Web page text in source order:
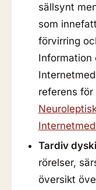
sällsynt
som
förvirring
Information
referens
Tardiv
rörelser,
översikt